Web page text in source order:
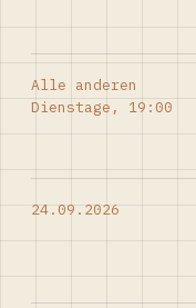
Alle anderen
Dienstage, 19:00
24.09.2026